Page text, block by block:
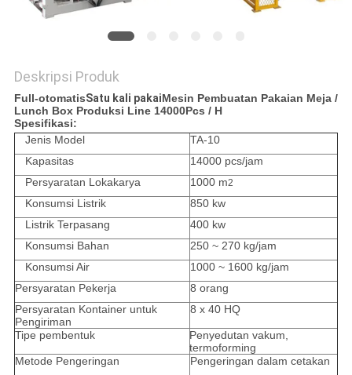
Deskripsi Produk
Full-otomatisSatu kali pakaiMesin Pembuatan Pakaian Meja /
Lunch Box Produksi Line 14000Pcs / H
Spesifikasi:
Jenis Model
TA-10
Kapasitas
14000 pcs/jam
Persyaratan Lokakarya
1000 m2
Konsumsi Listrik
850 kw
Listrik Terpasang
400 kw
Konsumsi Bahan
250 ~ 270 kg/jam
Konsumsi Air
1000 ~ 1600 kg/jam
Persyaratan Pekerja
8 orang
Persyaratan Kontainer untuk
Pengiriman
8 x 40 HQ
Tipe pembentuk
Penyedutan vakum,
termoforming
Metode Pengeringan
Pengeringan dalam cetakan